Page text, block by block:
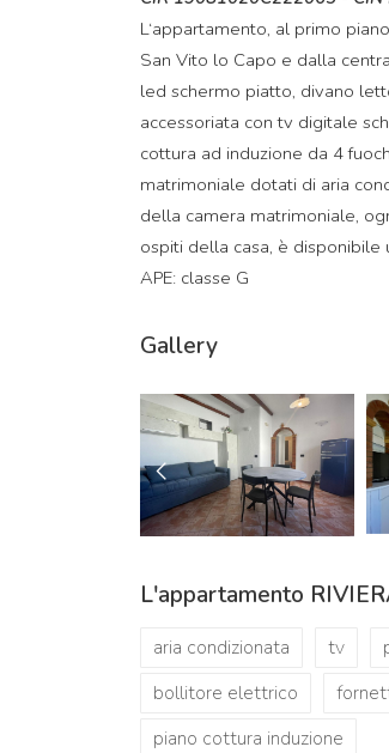
L‘appartamento, al primo
San Vito lo Capo e dalla
led schermo piatto, divano
accessoriata con tv digitale
cottura ad induzione da 4
matrimoniale dotati di aria
della camera matrimoniale,
ospiti della casa, è disponibile
APE: classe G
Gallery
L'appartamento
aria condizionata tv
bollitore elettrico
piano cottura induzione